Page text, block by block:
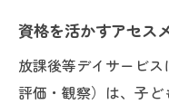
資格を活かすアセス
放課後等デイサービ
評価・観察）は、子